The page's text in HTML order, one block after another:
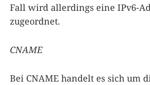
Fall wird allerdings eine IPv6-
zugeordnet.
CNAME
Bei CNAME handelt es sich um